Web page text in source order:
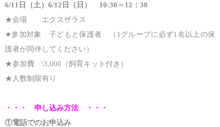
6/11日（土）6/12日（日） 10:30～12：30
★会場 エクスザラス
★参加対象 子どもと保護者 （1グループに必ず1名以上の保
護者が同伴してください）
★参加費 \3,000（飼育キット付き）
★人数制限有り
・・・ 申し込み方法 ・・・
①電話でのお申込み